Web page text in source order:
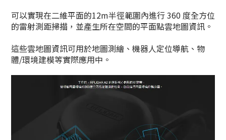
可以實現在二維平面的12m半徑範圍內進行 360 度全方位
的雷射測距掃描，並產生所在空間的平面點雲地圖資訊。
這些雲地圖資訊可用於地圖測繪、機器人定位導航、物
體/環境建模等實際應用中。